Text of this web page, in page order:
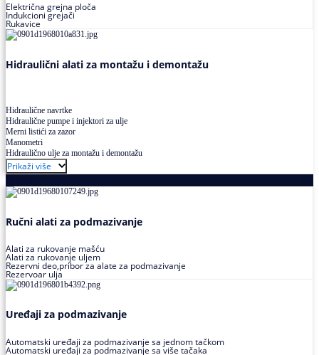
Električna grejna ploča
Indukcioni grejači
Rukavice
Hidraulični alati za montažu i demontažu
Hidraulične navrtke
Hidraulične pumpe i injektori za ulje
Merni listići za zazor
Manometri
Hidraulično ulje za montažu i demontažu
Prikaži više
Ručni alati za podmazivanje
Alati za rukovanje mašću
Alati za rukovanje uljem
Rezervni deo,pribor za alate za podmazivanje
Rezervoar ulja
Uređaji za podmazivanje
Automatski uređaji za podmazivanje sa jednom tačkom
Automatski uređaji za podmazivanje sa više tačaka